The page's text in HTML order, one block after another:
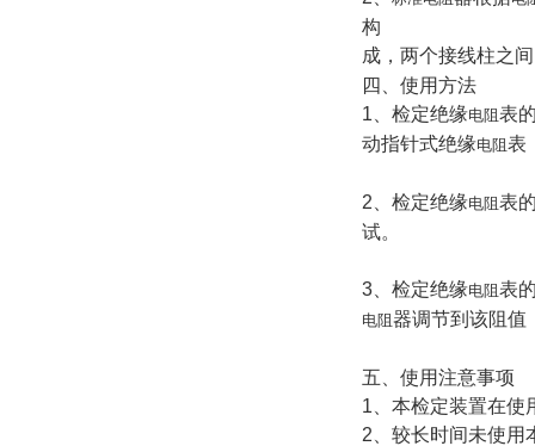
构
成，两个接线柱之
四、使用方法
1、检定绝缘电阻 表
动指针式绝缘电阻 表
2、检定绝缘电阻 表
试。
3、检定绝缘电阻 表
电阻 器调节到该阻值
五、使用注意事项
1、本检定装置在使
2、较长时间未使用